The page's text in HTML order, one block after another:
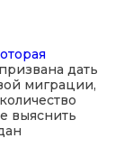
дать
миграции,
выяснить